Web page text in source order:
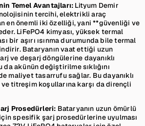
Temel Avantajları: Lityum Demir
tercihi, elektrikli araç
en önemli iki özelliği, yani **güvenliği ve
LiFePO4 kimyası, yüksek termal
bir aşırı ısınma durumunda bile termal
Bataryanın vaat ettiği uzun
ve deşarj döngülerine dayanıklı
akünün değiştirilme sıklığını
maliyet tasarrufu sağlar. Bu dayanıklı
ve titreşim koşullarına karşı da dirençli
Prosedürleri: Bataryanın uzun ömürlü
spesifik şarj prosedürlerine uyulması